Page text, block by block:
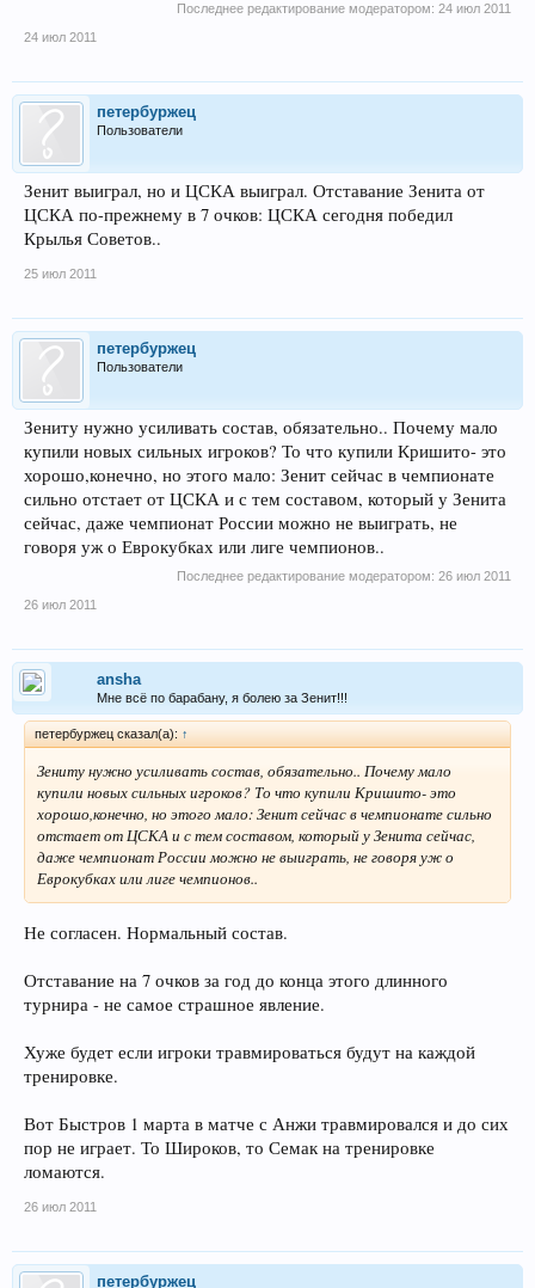
Последнее редактирование модератором: 24 июл 2011
24 июл 2011
петербуржец
Пользователи
Зенит выиграл, но и ЦСКА выиграл. Отставание Зенита от
ЦСКА по-прежнему в 7 очков: ЦСКА сегодня победил
Крылья Советов..
25 июл 2011
петербуржец
Пользователи
Зениту нужно усиливать состав, обязательно.. Почему мало
купили новых сильных игроков? То что купили Кришито- это
хорошо,конечно, но этого мало: Зенит сейчас в чемпионате
сильно отстает от ЦСКА и с тем составом, который у Зенита
сейчас, даже чемпионат России можно не выиграть, не
говоря уж о Еврокубках или лиге чемпионов..
Последнее редактирование модератором: 26 июл 2011
26 июл 2011
ansha
Мне всё по барабану, я болею за Зенит!!!
петербуржец сказал(а): ↑
Зениту нужно усиливать состав, обязательно.. Почему мало
купили новых сильных игроков? То что купили Кришито- это
хорошо,конечно, но этого мало: Зенит сейчас в чемпионате сильно
отстает от ЦСКА и с тем составом, который у Зенита сейчас,
даже чемпионат России можно не выиграть, не говоря уж о
Еврокубках или лиге чемпионов..
Не согласен. Нормальный состав.
Отставание на 7 очков за год до конца этого длинного
турнира - не самое страшное явление.
Хуже будет если игроки травмироваться будут на каждой
тренировке.
Вот Быстров 1 марта в матче с Анжи травмировался и до сих
пор не играет. То Широков, то Семак на тренировке
ломаются.
26 июл 2011
петербуржец